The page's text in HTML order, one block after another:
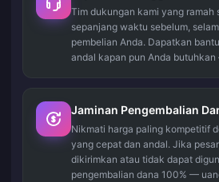
Tim dukungan kami yang ramah
sepanjang waktu sebelum,
pembelian Anda. Dapatkan
andal kapan pun Anda
Jaminan Pengembalian
Nikmati harga paling kompetitif
yang cepat dan andal. Jika
dikirimkan atau tidak dapat
pengembalian dana 100% —